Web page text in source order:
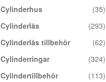
Cylinderhus
(35)
Cylinderlås
(293)
Cylinderlås tillbehör
(62)
Cylinderringar
(324)
Cylindertillbehör
(113)